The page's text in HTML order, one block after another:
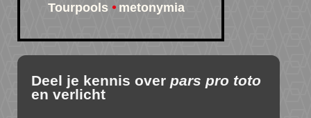
Tourpools
metonymia
Deel je kennis over pars pro toto
en verlicht